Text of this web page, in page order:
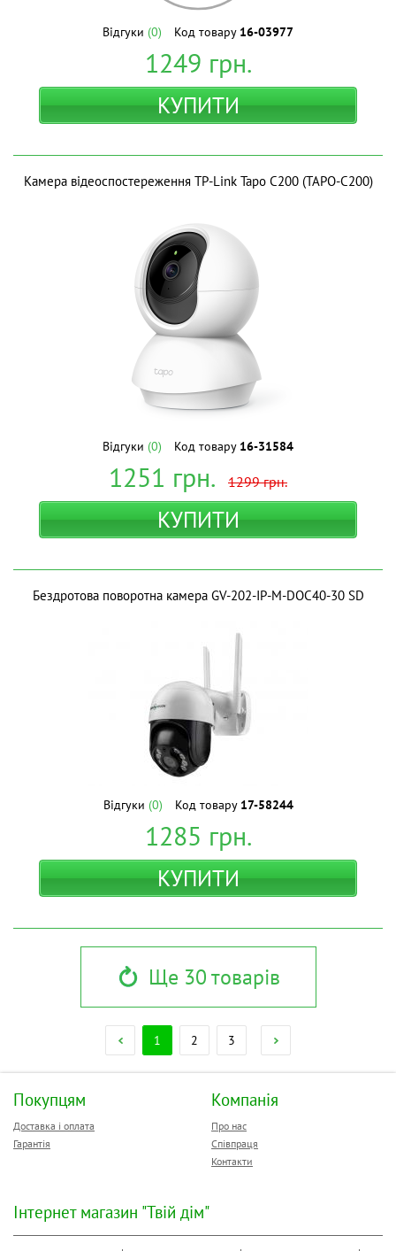
Відгуки (0) Код товару 16-03977
1249 грн.
КУПИТИ
Камера відеоспостереження TP-Link Tapo C200 (TAPO-C200)
Відгуки (0) Код товару 16-31584
1251 грн. 1299грн.
КУПИТИ
Бездротова поворотна камера GV-202-IP-M-DOС40-30 SD
Відгуки (0) Код товару 17-58244
1285 грн.
КУПИТИ
Ще 30 товарів
1 2 3
Покупцям
Доставка і оплата
Гарантія
Компанія
Про нас
Співпраця
Контакти
Інтернет магазин "Твій дім"